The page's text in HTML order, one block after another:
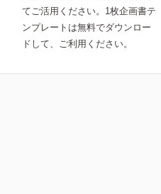
てご活用ください。1枚企画書テ
ンプレートは無料でダウンロー
ドして、ご利用ください。